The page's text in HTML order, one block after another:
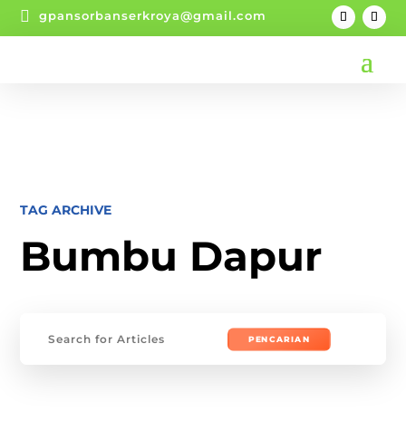
 gpansorbanserkroya@gmail.com
TAG ARCHIVE
Bumbu Dapur